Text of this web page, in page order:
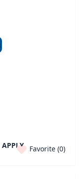
APPLY Favorite (0)